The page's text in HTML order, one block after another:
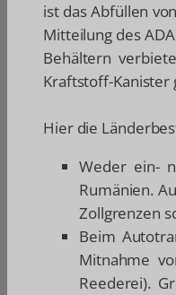
ist das Abfüllen
Mitteilung des
Behältern
Kraftstoff-Kanister
Hier die
Weder ein-
Rumänien.
Zollgrenzen
Beim
Mitnahme
Reederei).